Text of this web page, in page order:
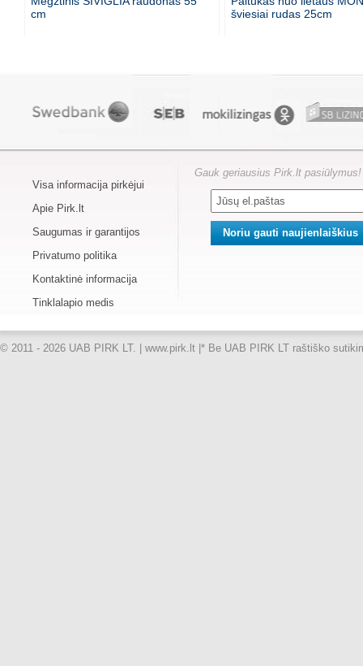
cm
šviesiai rudas 25cm
Visa informacija pirkėjui
Apie Pirk.lt
Saugumas ir garantijos
Privatumo politika
Kontaktinė informacija
Tinklalapio medis
Gauk geriausius Pirk.lt pasiūlymus!
© 2011 - 2026 UAB PIRK LT. | www.pirk.lt | * Be UAB PIRK LT raštiško